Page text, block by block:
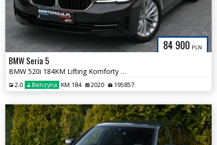
84 900 PLN
BMW Seria 5
BMW 520i 184KM Lifting Komforty Adaptive LED Panorama Bezwypadkowa
2.0 Benzyna KM 184 2020 195857